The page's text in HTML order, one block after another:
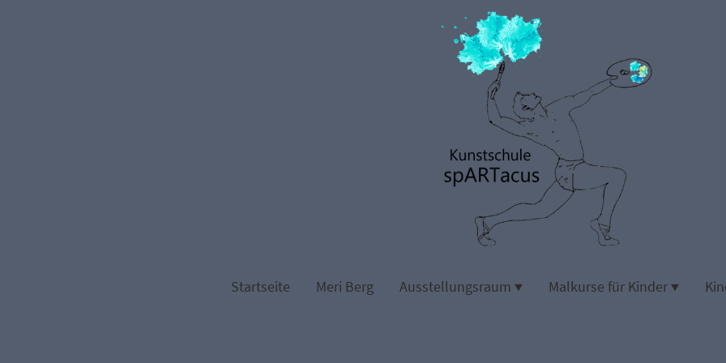
Startseite Meri Berg Ausstellungsraum Malkurse für Kinder